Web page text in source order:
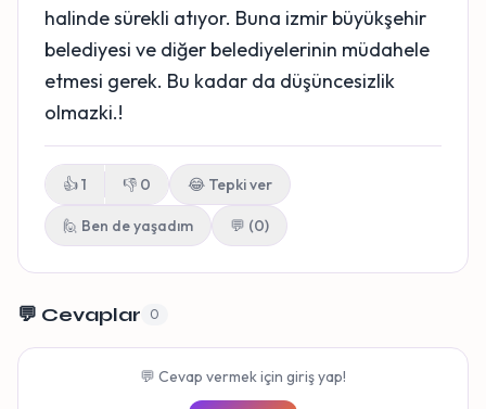
halinde sürekli atıyor. Buna izmir büyükşehir
belediyesi ve diğer belediyelerinin müdahele
etmesi gerek. Bu kadar da düşüncesizlik
olmazki.!
👍1 👎 0 😂 Tepki ver
🙋 Ben de yaşadım 💬 (0)
💬 Cevaplar 0
💬 Cevap vermek için giriş yap!